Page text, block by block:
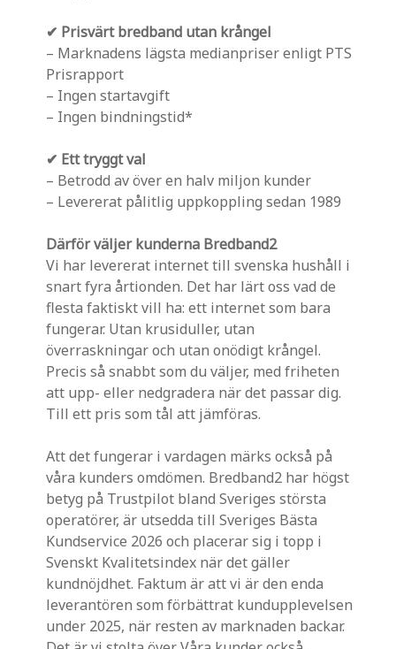
✔ Prisvärt bredband utan krångel
– Marknadens lägsta medianpriser enligt PTS
Prisrapport
– Ingen startavgift
– Ingen bindningstid*
✔ Ett tryggt val
– Betrodd av över en halv miljon kunder
– Levererat pålitlig uppkoppling sedan 1989
Därför väljer kunderna Bredband2
Vi har levererat internet till svenska hushåll i
snart fyra årtionden. Det har lärt oss vad de
flesta faktiskt vill ha: ett internet som bara
fungerar. Utan krusiduller, utan
överraskningar och utan onödigt krångel.
Precis så snabbt som du väljer, med friheten
att upp- eller nedgradera när det passar dig.
Till ett pris som tål att jämföras.
Att det fungerar i vardagen märks också på
våra kunders omdömen. Bredband2 har högst
betyg på Trustpilot bland Sveriges största
operatörer, är utsedda till Sveriges Bästa
Kundservice 2026 och placerar sig i topp i
Svenskt Kvalitetsindex när det gäller
kundnöjdhet. Faktum är att vi är den enda
leverantören som förbättrat kundupplevelsen
under 2025, när resten av marknaden backar.